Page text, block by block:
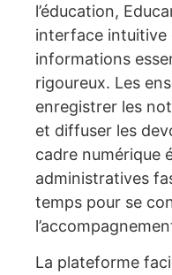
l’éducation,
interface intuitive
informations
rigoureux. Les
enregistrer les
et diffuser les
cadre numérique
administratives
temps pour se
La plateforme